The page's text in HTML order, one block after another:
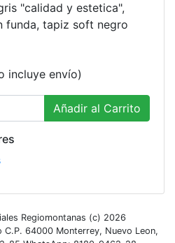
"calidad y estetica",
funda, tapiz soft negro
incluye envío)
Añadir al Carrito
Regiomontanas (c) 2026
C.P. 64000 Monterrey, Nuevo Leon,